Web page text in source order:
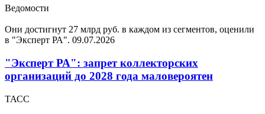
Ведомости
Они достигнут 27 млрд руб. в каждом из сегментов, оценили
в "Эксперт РА". 09.07.2026
"Эксперт РА": запрет коллекторских
организаций до 2028 года маловероятен
ТАСС